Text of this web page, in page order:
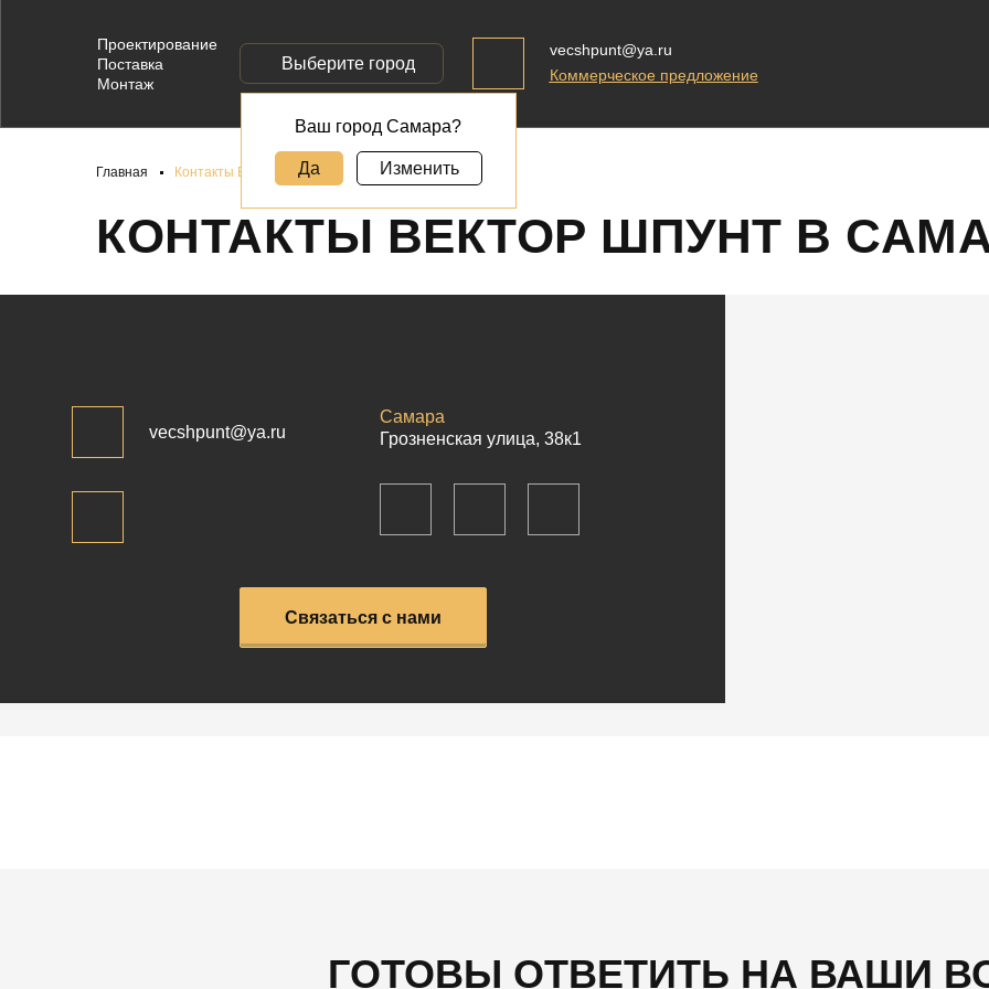
vecshpunt@ya.ru
Коммерческое предложение
Проектирование
Поставка
Монтаж
Выберите город
Ваш город Самара?
Да Изменить
Главная Контакты Вектор Шпунт
КОНТАКТЫ ВЕКТОР ШПУНТ В
vecshpunt@ya.ru
Самара
Грозненская улица, 38к1
Связаться с нами
ГОТОВЫ ОТВЕТИТЬ НА ВАШИ